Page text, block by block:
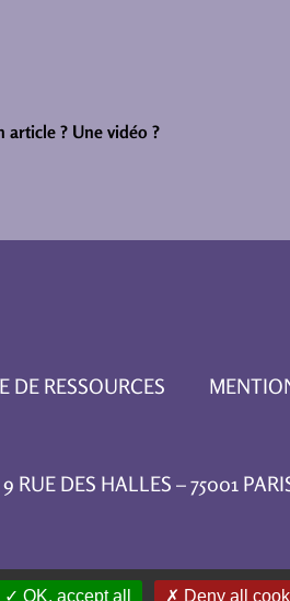
article ? Une vidéo ?
DE RESSOURCES
9 RUE DES HALLES – 75001
OK, accept all Deny all